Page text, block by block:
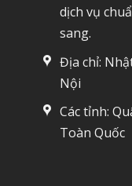
dịch vụ
sang.
Địa chỉ:
Nội
Các tỉnh:
Toàn Quốc